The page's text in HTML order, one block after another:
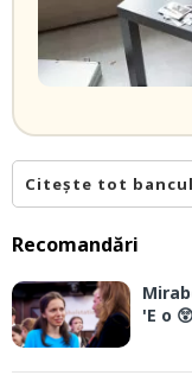
Citește tot bancul
Recomandări
'E o